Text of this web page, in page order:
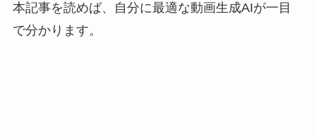
本記事を読めば、自分に最適な動画生成AIが一目
で分かります。